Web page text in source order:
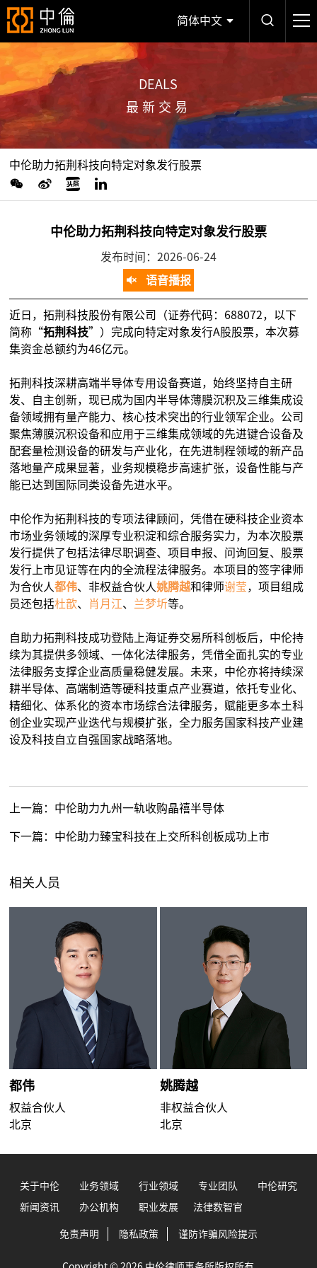
简体中文
DEALS
最新交易
中伦助力拓荆科技向特定对象发行股票
中伦助力拓荆科技向特定对象发行股票
发布时间：2026-06-24
语音播报
近日，拓荆科技股份有限公司（证券代码：688072，以下
简称“拓荆科技”）完成向特定对象发行A股股票，本次募
集资金总额约为46亿元。
拓荆科技深耕高端半导体专用设备赛道，始终坚持自主研
发、自主创新，现已成为国内半导体薄膜沉积及三维集成设
备领域拥有量产能力、核心技术突出的行业领军企业。公司
聚焦薄膜沉积设备和应用于三维集成领域的先进键合设备及
配套量检测设备的研发与产业化，在先进制程领域的新产品
落地量产成果显著，业务规模稳步高速扩张，设备性能与产
能已达到国际同类设备先进水平。
中伦作为拓荆科技的专项法律顾问，凭借在硬科技企业资本
市场业务领域的深厚专业积淀和综合服务实力，为本次股票
发行提供了包括法律尽职调查、项目申报、问询回复、股票
发行上市见证等在内的全流程法律服务。本项目的签字律师
为合伙人都伟、非权益合伙人姚腾越和律师谢莹，项目组成
员还包括杜歆、 肖月江、 兰梦圻等。
自助力拓荆科技成功登陆上海证券交易所科创板后，中伦持
续为其提供多领域、一体化法律服务，凭借全面扎实的专业
法律服务支撑企业高质量稳健发展。未来，中伦亦将持续深
耕半导体、高端制造等硬科技重点产业赛道，依托专业化、
精细化、体系化的资本市场综合法律服务，赋能更多本土科
创企业实现产业迭代与规模扩张，全力服务国家科技产业建
设及科技自立自强国家战略落地。
上一篇： 中伦助力九州一轨收购晶禧半导体
下一篇： 中伦助力臻宝科技在上交所科创板成功上市
相关人员
都伟
权益合伙人
北京
姚腾越
非权益合伙人
北京
关于中伦 业务领域 行业领域 专业团队 中伦研究
新闻资讯 办公机构 职业发展 法律数智官
免责声明 隐私政策 谨防诈骗风险提示